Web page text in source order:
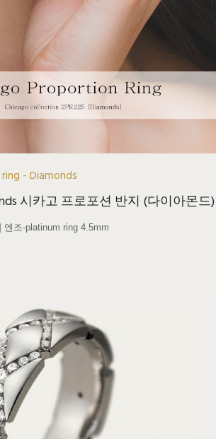
- Diamonds
시카고 프로포션 반지 (다이아몬드)
엔조-platinum ring 4.5mm